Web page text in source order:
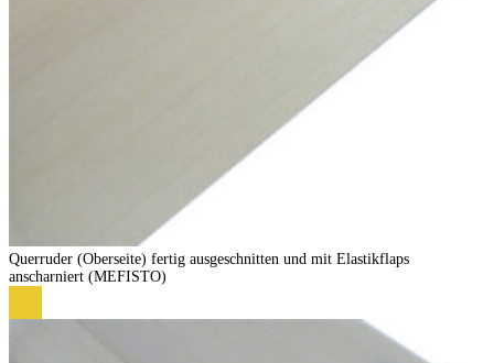
Querruder (Oberseite) fertig ausgeschnitten und mit Elastikflaps
anscharniert (MEFISTO)